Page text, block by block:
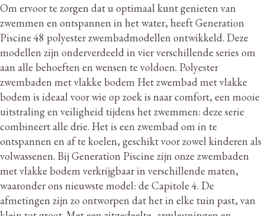
Om ervoor te zorgen dat u optimaal kunt genieten van
zwemmen en ontspannen in het water, heeft Generation
Piscine 48 polyester zwembadmodellen ontwikkeld. Deze
modellen zijn onderverdeeld in vier verschillende series om
aan alle behoeften en wensen te voldoen. Polyester
zwembaden met vlakke bodem Het zwembad met vlakke
bodem is ideaal voor wie op zoek is naar comfort, een mooie
uitstraling en veiligheid tijdens het zwemmen: deze serie
combineert alle drie. Het is een zwembad om in te
ontspannen en af ​​te koelen, geschikt voor zowel kinderen als
volwassenen. Bij Generation Piscine zijn onze zwembaden
met vlakke bodem verkrijgbaar in verschillende maten,
waaronder ons nieuwste model: de Capitole 4. De
afmetingen zijn zo ontworpen dat het in elke tuin past, van